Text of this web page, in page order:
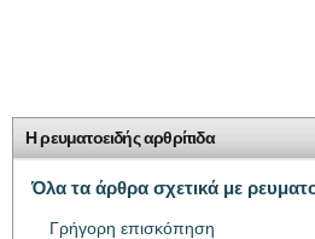
Η ρευματοειδής αρθρίτιδα
Όλα τα άρθρα σχετικά με
Γρήγορη επισκόπηση